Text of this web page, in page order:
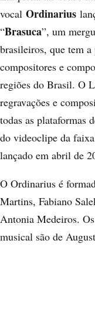
vocal Ordinarius
“Brasuca”, um
brasileiros, que tem a
compositores e
regiões do Brasil. O
regravações e
todas as plataformas
do videoclipe da
lançado em abril de
O Ordinarius é
Martins, Fabiano
Antonia Medeiros.
musical são de